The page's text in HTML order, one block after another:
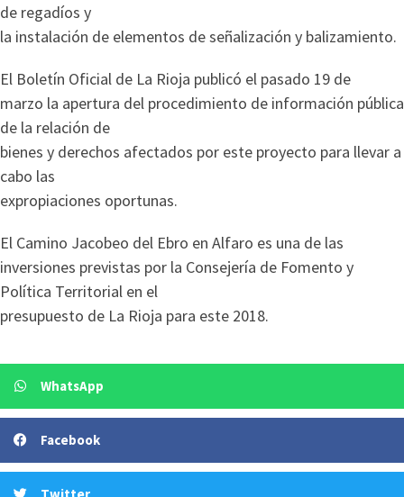
de regadíos y
la instalación de elementos de señalización y balizamiento.
El Boletín Oficial de La Rioja publicó el pasado 19 de
marzo la apertura del procedimiento de información pública
de la relación de
bienes y derechos afectados por este proyecto para llevar a
cabo las
expropiaciones oportunas.
El Camino Jacobeo del Ebro en Alfaro es una de las
inversiones previstas por la Consejería de Fomento y
Política Territorial en el
presupuesto de La Rioja para este 2018.
WhatsApp
Facebook